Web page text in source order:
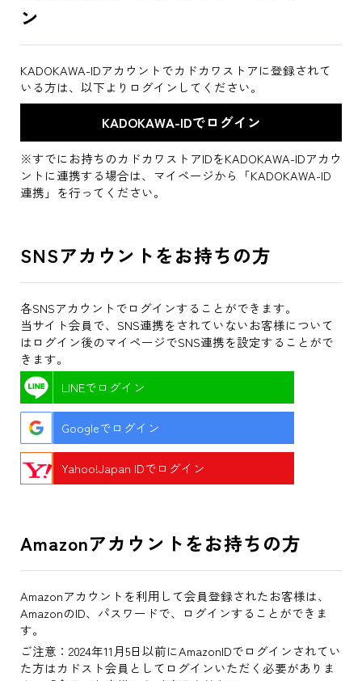
ン
KADOKAWA-IDアカウントでカドカワストアに登録されて
いる方は、以下よりログインしてください。
※すでにお持ちのカドカワストアIDをKADOKAWA-IDアカウ
ントに連携する場合は、マイページから「KADOKAWA-ID
連携」を行ってください。
SNSアカウントをお持ちの方
各SNSアカウントでログインすることができます。
当サイト会員で、SNS連携をされていないお客様について
はログイン後のマイページでSNS連携を設定することがで
きます。
LINEでログイン
Googleでログイン
Yahoo!Japan IDでログイン
Amazonアカウントをお持ちの方
Amazonアカウントを利用して会員登録されたお客様は、
AmazonのID、パスワードで、ログインすることができま
す。
ご注意：2024年11月5日以前にAmazonIDでログインされてい
た方はカドスト会員としてログインいただく必要がありま